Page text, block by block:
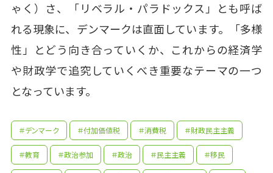
ゃく）さ、「リベラル・パラドックス」とも呼ば
れる現象に、デンマークは直面しています。「多様
性」とどう向き合っていくか、これからの経済学
や財政学で追究していくべき重要なテーマの一つ
となっています。
＃デンマーク ＃付加価値税 ＃消費税 ＃財政民主主義
＃教育 ＃政治参加 ＃政治 ＃民主主義 ＃移民